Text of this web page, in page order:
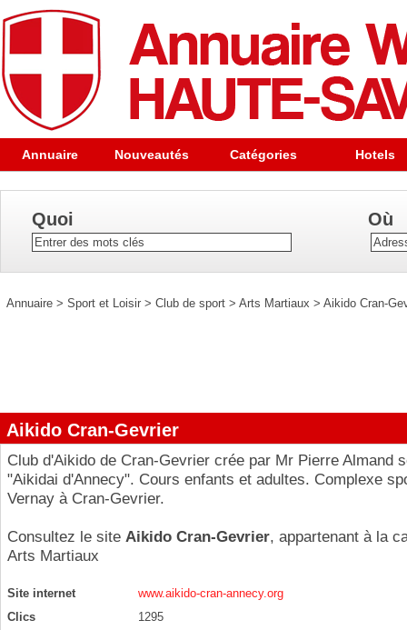
Annuaire Nouveautés Catégories Hotels
Quoi Où
Annuaire > Sport et Loisir > Club de sport > Arts Martiaux > Aikido Cran-
Aikido Cran-Gevrier
Club d'Aikido de Cran-Gevrier crée par Mr Pierre Almand
"Aikidai d'Annecy". Cours enfants et adultes. Complexe
Vernay à Cran-Gevrier.
Consultez le site Aikido Cran-Gevrier, appartenant à la
Arts Martiaux
Site internet
www.aikido-cran-annecy.org
Clics
1295